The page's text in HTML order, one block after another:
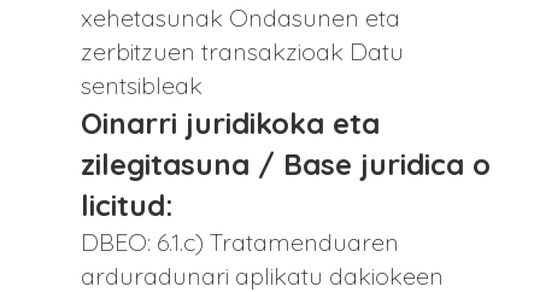
xehetasunak Ondasunen eta
zerbitzuen transakzioak Datu
sentsibleak
Oinarri juridikoka eta
zilegitasuna / Base juridica o
licitud:
DBEO: 6.1.c) Tratamenduaren
arduradunari aplikatu dakiokeen